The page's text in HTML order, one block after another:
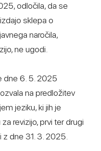
odločila, da se
sklepa o
naročila,
ne ugodi.
dne 6. 5. 2025
na predložitev
jeziku, ki jih je
revizijo, prvi ter drugi
dne 31. 3. 2025.